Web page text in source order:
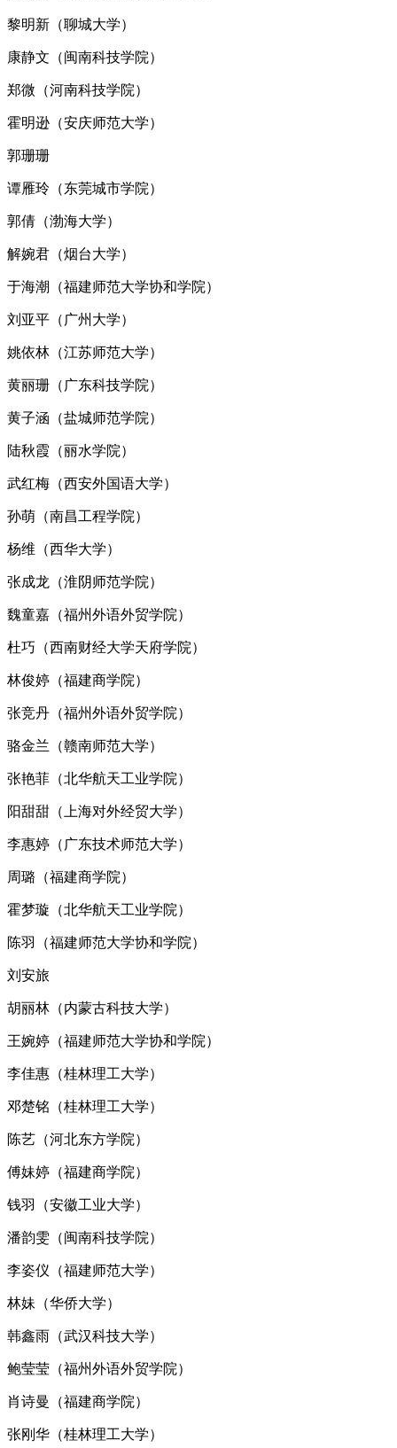
黎明新（聊城大学）
康静文（闽南科技学院）
郑微（河南科技学院）
霍明逊（安庆师范大学）
郭珊珊
谭雁玲（东莞城市学院）
郭倩（渤海大学）
解婉君（烟台大学）
于海潮（福建师范大学协和学院）
刘亚平（广州大学）
姚依林（江苏师范大学）
黄丽珊（广东科技学院）
黄子涵（盐城师范学院）
陆秋霞（丽水学院）
武红梅（西安外国语大学）
孙萌（南昌工程学院）
杨维（西华大学）
张成龙（淮阴师范学院）
魏童嘉（福州外语外贸学院）
杜巧（西南财经大学天府学院）
林俊婷（福建商学院）
张竞丹（福州外语外贸学院）
骆金兰（赣南师范大学）
张艳菲（北华航天工业学院）
阳甜甜（上海对外经贸大学）
李惠婷（广东技术师范大学）
周璐（福建商学院）
霍梦璇（北华航天工业学院）
陈羽（福建师范大学协和学院）
刘安旅
胡丽林（内蒙古科技大学）
王婉婷（福建师范大学协和学院）
李佳惠（桂林理工大学）
邓楚铭（桂林理工大学）
陈艺（河北东方学院）
傅妹婷（福建商学院）
钱羽（安徽工业大学）
潘韵雯（闽南科技学院）
李姿仪（福建师范大学）
林妹（华侨大学）
韩鑫雨（武汉科技大学）
鲍莹莹（福州外语外贸学院）
肖诗曼（福建商学院）
张刚华（桂林理工大学）